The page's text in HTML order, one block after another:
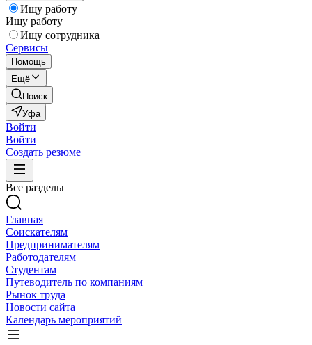
Ищу работу
Ищу работу
Ищу сотрудника
Сервисы
Помощь
Ещё
Поиск
Уфа
Войти
Войти
Создать резюме
Все разделы
Главная
Соискателям
Предпринимателям
Работодателям
Студентам
Путеводитель по компаниям
Рынок труда
Новости сайта
Календарь мероприятий